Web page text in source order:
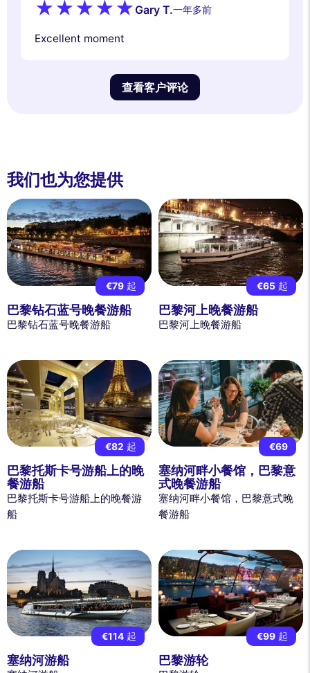
Gary T.一年多前
Excellent moment
查看客户评论
我们也为您提供
€79 起
巴黎钻石蓝号晚餐游船
巴黎钻石蓝号晚餐游船
€65起
巴黎河上晚餐游船
巴黎河上晚餐游船
€82 起
巴黎托斯卡号游船上的晚
餐游船
巴黎托斯卡号游船上的晚餐游
船
€69
塞纳河畔小餐馆，巴黎意
式晚餐游船
塞纳河畔小餐馆，巴黎意式晚
餐游船
€114 起
塞纳河游船
€99起
巴黎游轮